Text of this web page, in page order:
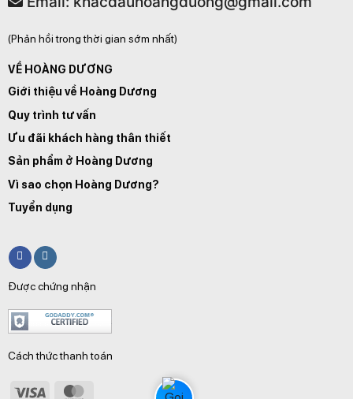
(Phản hồi trong thời gian sớm nhất)
VỀ HOÀNG DƯƠNG
Giới thiệu về Hoàng Dương
Quy trình tư vấn
Ưu đãi khách hàng thân thiết
Sản phẩm ở Hoàng Dương
Vì sao chọn Hoàng Dương?
Tuyển dụng
Được chứng nhận
Cách thức thanh toán